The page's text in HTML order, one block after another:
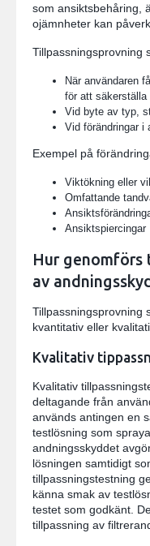
som ansiktsbehåring,
ojämnheter kan
Tillpassningsprovning
När användaren
för att säkerställa
Vid byte av typ,
Vid förändringar i
Exempel på
Viktökning eller
Omfattande
Ansiktspiercingar
Hur genomförs
av
Tillpassningsprovning
kvantitativ eller
Kvalitativ
Kvalitativ
deltagande från
används antingen en
testlösning som
andningsskyddet
lösningen samtidigt
tillpassningstestning
känna smak av
testet som godkänt.
tillpassning av